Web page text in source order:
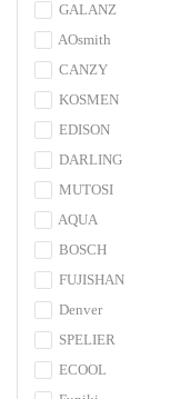
GALANZ
AOsmith
CANZY
KOSMEN
EDISON
DARLING
MUTOSI
AQUA
BOSCH
FUJISHAN
Denver
SPELIER
ECOOL